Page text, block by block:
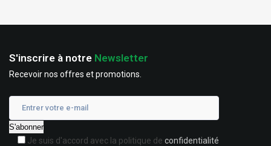
S'inscrire à notre Newsletter
Recevoir nos offres et promotions.
Je suis d'accord avec la politique de confidentialité